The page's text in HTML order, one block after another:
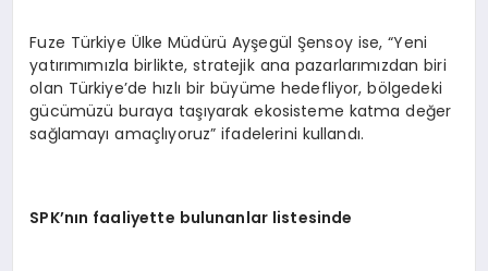
Fuze Türkiye Ülke Müdürü Ayşegül Şensoy ise, “Yeni
yatırımımızla birlikte, stratejik ana pazarlarımızdan biri
olan Türkiye’de hızlı bir büyüme hedefliyor, bölgedeki
gücümüzü buraya taşıyarak ekosisteme katma değer
sağlamayı amaçlıyoruz” ifadelerini kullandı.
SPK’nın faaliyette bulunanlar listesinde